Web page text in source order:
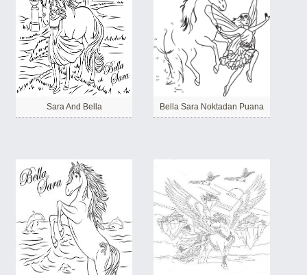
Sara And Bella Bella Sara Noktadan Puana